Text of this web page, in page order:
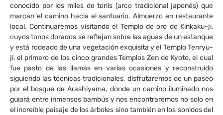
conocido por los miles de toriis (arco tradicional japonés) que
marcan el camino hacia el santuario. Almuerzo en restaurante
local. Continuaremos visitando el Templo de oro de Kinkaku-ji,
cuyos tonos dorados se reflejan sobre las aguas de un estanque
y está rodeado de una vegetación exquisita y el Templo Tenryu-
ji, el primero de los cinco grandes Templos Zen de Kyoto, el cual
fue pasto de las llamas en varias ocasiones y reconstruido
siguiendo las técnicas tradicionales, disfrutaremos de un paseo
por el bosque de Arashiyama, donde un camino iluminado nos
guiará entre inmensos bambús y nos encontraremos no solo en
el increíble paisaje de los árboles sino también en los sonidos del